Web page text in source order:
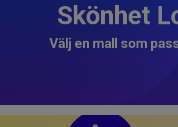
Skönhet
Välj en mall som